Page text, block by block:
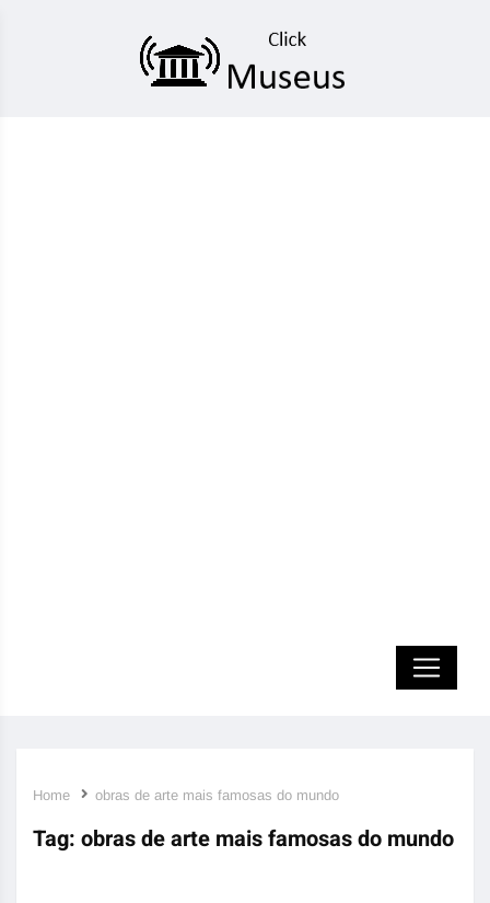
Home obras de arte mais famosas do mundo
Tag: obras de arte mais famosas do mundo